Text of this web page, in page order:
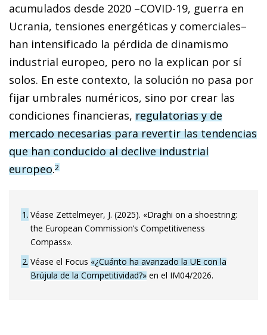
acumulados desde 2020 –COVID-19, guerra en
Ucrania, tensiones energéticas y comerciales–
han intensificado la pérdida de dinamismo
industrial europeo, pero no la explican por sí
solos. En este contexto, la solución no pasa por
fijar umbrales numéricos, sino por crear las
condiciones financieras, regulatorias y de
mercado necesarias para revertir las tendencias
que han conducido al declive industrial
europeo.2
1 Véase Zettelmeyer, J. (2025). «Draghi on a shoestring:
the European Commission’s Competitiveness
Compass».
2 Véase el Focus «¿Cuánto ha avanzado la UE con la
Brújula de la Competitividad?» en el IM04/2026.